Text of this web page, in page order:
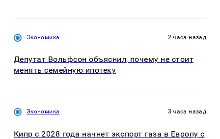
Экономика 2 часа назад
Депутат Вольфсон объяснил, почему не стоит
менять семейную ипотеку
Экономика 3 часа назад
Кипр с 2028 года начнет экспорт газа в Европу с